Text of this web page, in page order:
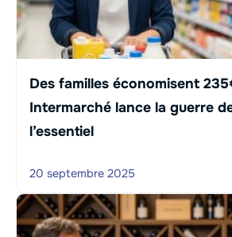
Des familles économisent
Intermarché lance la guerre
l’essentiel
20 septembre 2025